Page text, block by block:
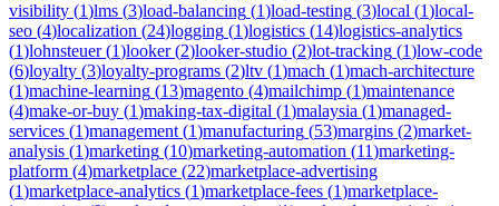
visibility (1)lms (3)load-balancing (1)load-testing (3)local (1)local-
seo (4)localization (24)logging (1)logistics (14)logistics-analytics
(1)lohnsteuer(1)looker(2)looker-studio (2)lot-tracking (1)low-code
(6)loyalty (3)loyalty-programs (2)ltv (1)mach (1)mach-architecture
(1)machine-learning (13)magento (4)mailchimp (1)maintenance
(4)make-or-buy (1)making-tax-digital (1)malaysia (1)managed-
services (1)management (1)manufacturing (53)margins (2)market-
analysis (1)marketing (10)marketing-automation (11)marketing-
platform (4)marketplace (22)marketplace-advertising
(1)marketplace-analytics (1)marketplace-fees (1)marketplace-